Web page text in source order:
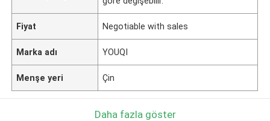
Fiyat Negotiable with sales
Marka adı YOUQI
Menşe yeri Çin
Daha fazla göster